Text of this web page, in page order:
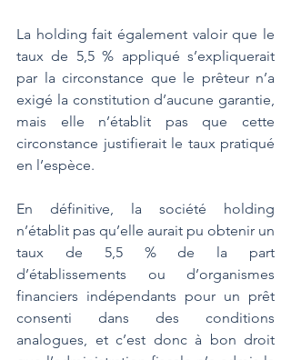
La holding fait également valoir que le
taux de 5,5 % appliqué s’expliquerait
par la circonstance que le prêteur n’a
exigé la constitution d’aucune garantie,
mais elle n’établit pas que cette
circonstance justifierait le taux pratiqué
en l’espèce.
En définitive, la société holding
n’établit pas qu’elle aurait pu obtenir un
taux de 5,5 % de la part
d’établissements ou d’organismes
financiers indépendants pour un prêt
consenti dans des conditions
analogues, et c’est donc à bon droit